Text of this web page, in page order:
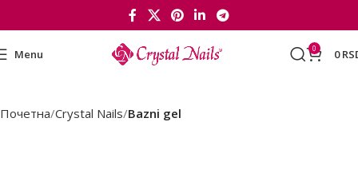
Menu 0 0
Почетна Crystal Nails Bazni gel